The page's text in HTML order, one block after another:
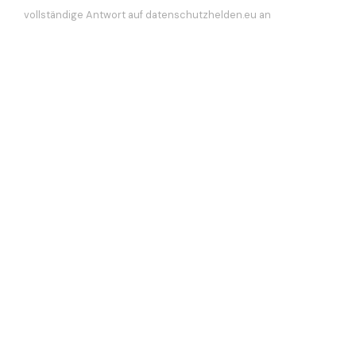
vollständige Antwort auf datenschutzhelden.eu an